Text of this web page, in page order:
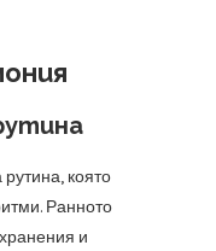
която
Ранното
и